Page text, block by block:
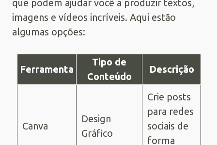
que podem ajudar você a produzir textos,
imagens e vídeos incríveis. Aqui estão
algumas opções:
Ferramenta
Tipo de
Conteúdo
Descrição
Canva
Design
Gráfico
Crie posts
para redes
sociais de
forma